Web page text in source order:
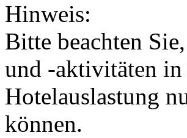
Hinweis:
Bitte beachten
und -aktivitäten in
Hotelauslastung
können.